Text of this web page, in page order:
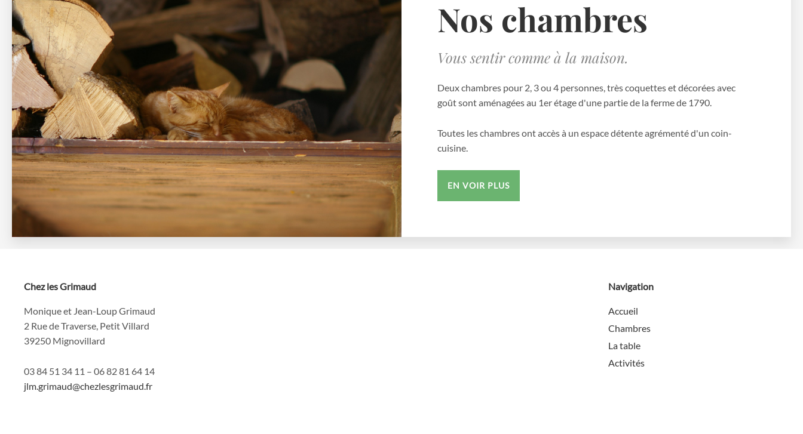
Nos chambres
Vous sentir comme à la maison.
Deux chambres pour 2, 3 ou 4 personnes, très coquettes et décorées avec
goût sont aménagées au 1er étage d'une partie de la ferme de 1790.
Toutes les chambres ont accès à un espace détente agrémenté d'un coin-
cuisine.
EN VOIR PLUS
Chez les Grimaud
Monique et Jean-Loup Grimaud
2 Rue de Traverse, Petit Villard
39250 Mignovillard
03 84 51 34 11 – 06 82 81 64 14
jlm.grimaud@chezlesgrimaud.fr
Navigation
Accueil
Chambres
La table
Activités